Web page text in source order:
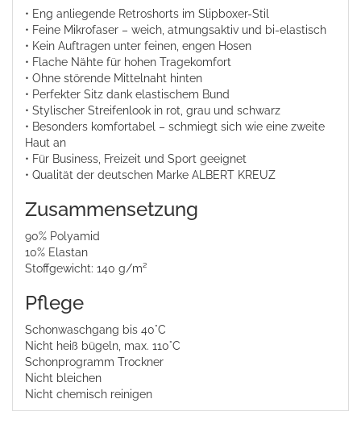
• Eng anliegende Retroshorts im Slipboxer-Stil
• Feine Mikrofaser – weich, atmungsaktiv und bi-elastisch
• Kein Auftragen unter feinen, engen Hosen
• Flache Nähte für hohen Tragekomfort
• Ohne störende Mittelnaht hinten
• Perfekter Sitz dank elastischem Bund
• Stylischer Streifenlook in rot, grau und schwarz
• Besonders komfortabel – schmiegt sich wie eine zweite
Haut an
• Für Business, Freizeit und Sport geeignet
• Qualität der deutschen Marke ALBERT KREUZ
Zusammensetzung
90% Polyamid
10% Elastan
Stoffgewicht: 140 g/m²
Pflege
Schonwaschgang bis 40°C
Nicht heiß bügeln, max. 110°C
Schonprogramm Trockner
Nicht bleichen
Nicht chemisch reinigen